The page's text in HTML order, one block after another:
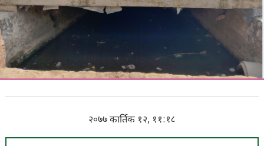
२०७७ कार्तिक १२, ११:१८